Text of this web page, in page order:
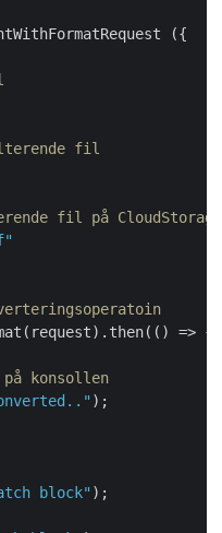
({
fil
fil på CloudStorage
() => {
konsollen
);
block" );